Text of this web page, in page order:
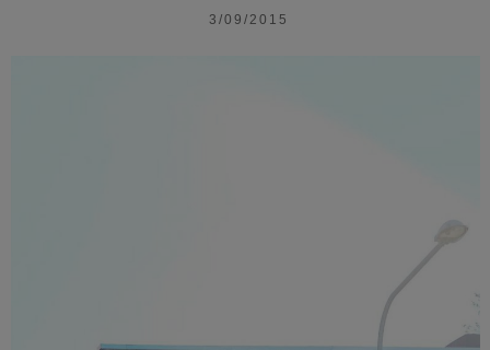
3/09/2015